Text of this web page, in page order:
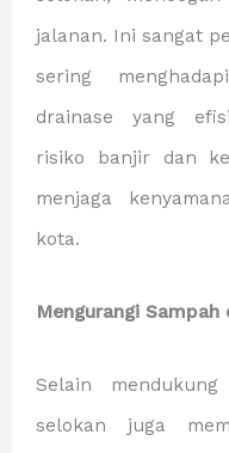
jalanan. Ini sangat
sering
drainase yang
risiko banjir dan
menjaga
kota.
Mengurangi Sampah
Selain
selokan juga